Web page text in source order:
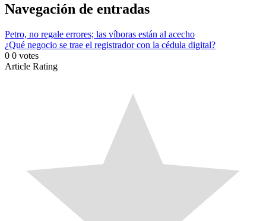
Navegación de entradas
Petro, no regale errores; las víboras están al acecho
¿Qué negocio se trae el registrador con la cédula digital?
0 0 votes
Article Rating